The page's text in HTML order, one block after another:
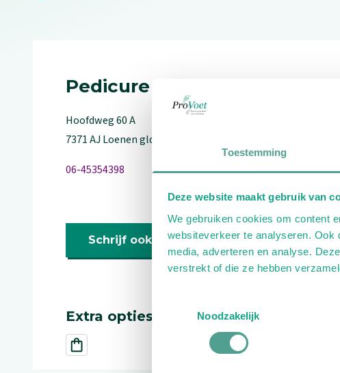
Toestemming
Deze website maakt gebruik van
We gebruiken cookies om content
websiteverkeer te analyseren.
media, adverteren en analyse.
verstrekt of die ze hebben
Noodzakelijk
Pedicure
Hoofdweg60A
7371 AJLoenen gld
06-45354398
Schrijf ook een review
Extra opties